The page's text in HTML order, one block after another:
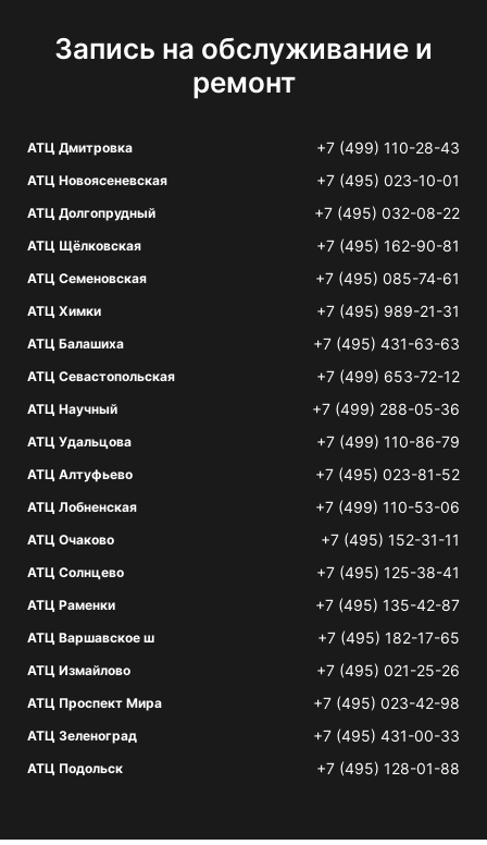
Запись на обслуживание и
ремонт
АТЦ Дмитровка +7 (499) 110-28-43
АТЦ Новоясеневская +7 (495) 023-10-01
АТЦ Долгопрудный +7 (495) 032-08-22
АТЦ Щёлковская +7 (495) 162-90-81
АТЦ Семеновская +7 (495) 085-74-61
АТЦ Химки +7 (495) 989-21-31
АТЦ Балашиха +7 (495) 431-63-63
АТЦ Севастопольская +7 (499) 653-72-12
АТЦ Научный +7 (499) 288-05-36
АТЦ Удальцова +7 (499) 110-86-79
АТЦ Алтуфьево +7 (495) 023-81-52
АТЦ Лобненская +7 (499) 110-53-06
АТЦ Очаково +7 (495) 152-31-11
АТЦ Солнцево +7 (495) 125-38-41
АТЦ Раменки +7 (495) 135-42-87
АТЦ Варшавское ш +7 (495) 182-17-65
АТЦ Измайлово +7 (495) 021-25-26
АТЦ Проспект Мира +7 (495) 023-42-98
АТЦ Зеленоград +7 (495) 431-00-33
АТЦ Подольск +7 (495) 128-01-88